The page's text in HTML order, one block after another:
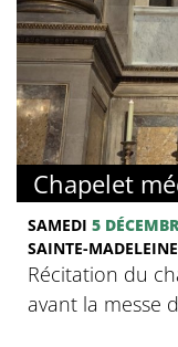
Chapelet
SAMEDI 5
SAINTE-
Récitation du
avant la messe